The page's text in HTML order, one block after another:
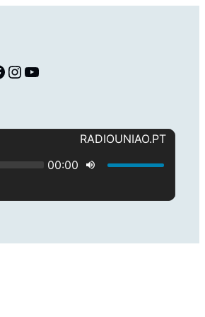
InstagramYouTube